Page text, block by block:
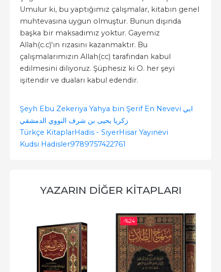
Umulur ki, bu yaptığımız çalışmalar, kitabın genel
muhtevasına uygun olmuştur. Bunun dışında
başka bir maksadımız yoktur. Gayemiz
Allah(c.c)'ın rızasını kazanmaktır. Bu
çalışmalarımızın Allah(cc) tarafından kabul
edilmesini diliyoruz. Şüphesiz ki O. her şeyi
işitendir ve duaları kabul edendir.
Şeyh Ebu Zekeriya Yahya bin Şerif En Nevevi ابي
زكريا يحيى بن شرف النووي الدمشقي
Türkçe KitaplarHadis - SiyerHisar Yayınevi
Kudsi Hadisler9789757422761
YAZARIN DIĞER KITAPLARI
-%24